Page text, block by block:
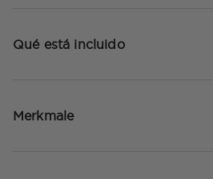
Qué está incluido
Merkmale